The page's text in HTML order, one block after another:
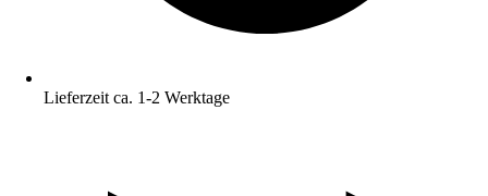
Lieferzeit ca. 1-2 Werktage